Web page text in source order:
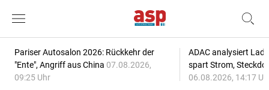
Pariser Autosalon 2026: Rückkehr der
"Ente", Angriff aus China 07.08.2026,
09:25 Uhr
ADAC analysiert
spart Strom,
06.08.2026, 14:17